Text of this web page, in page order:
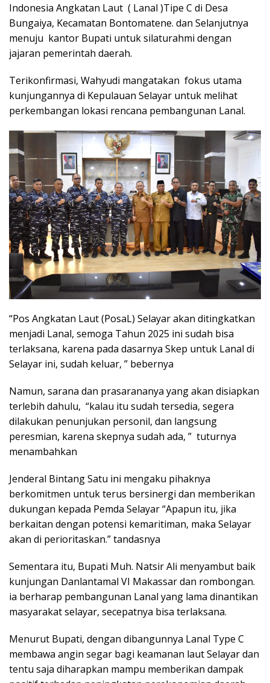
Indonesia Angkatan Laut ( Lanal )Tipe C di Desa
Bungaiya, Kecamatan Bontomatene. dan Selanjutnya
menuju kantor Bupati untuk silaturahmi dengan
jajaran pemerintah daerah.
Terikonfirmasi, Wahyudi mangatakan fokus utama
kunjungannya di Kepulauan Selayar untuk melihat
perkembangan lokasi rencana pembangunan Lanal.
“Pos Angkatan Laut (PosaL) Selayar akan ditingkatkan
menjadi Lanal, semoga Tahun 2025 ini sudah bisa
terlaksana, karena pada dasarnya Skep untuk Lanal di
Selayar ini, sudah keluar, ” bebernya
Namun, sarana dan prasarananya yang akan disiapkan
terlebih dahulu, “kalau itu sudah tersedia, segera
dilakukan penunjukan personil, dan langsung
peresmian, karena skepnya sudah ada, ” tuturnya
menambahkan
Jenderal Bintang Satu ini mengaku pihaknya
berkomitmen untuk terus bersinergi dan memberikan
dukungan kepada Pemda Selayar “Apapun itu, jika
berkaitan dengan potensi kemaritiman, maka Selayar
akan di perioritaskan.” tandasnya
Sementara itu, Bupati Muh. Natsir Ali menyambut baik
kunjungan Danlantamal VI Makassar dan rombongan.
ia berharap pembangunan Lanal yang lama dinantikan
masyarakat selayar, secepatnya bisa terlaksana.
Menurut Bupati, dengan dibangunnya Lanal Type C
membawa angin segar bagi keamanan laut Selayar dan
tentu saja diharapkan mampu memberikan dampak